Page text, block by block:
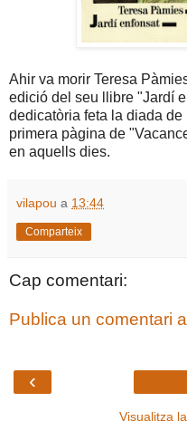
Ahir va morir Teresa
edició del seu llibre "Jardí
dedicatòria feta la diada
primera pàgina de
en aquells dies.
vilapou a 13:44
Comparteix
Cap comentari:
Publica un comentari
‹
Visualitza